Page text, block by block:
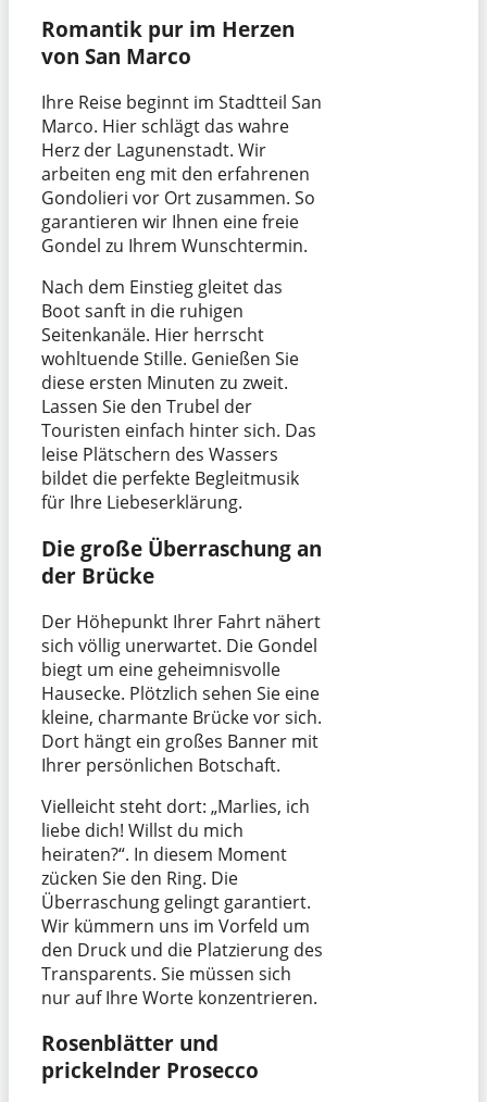
Romantik pur im Herzen
von San Marco
Ihre Reise beginnt im Stadtteil San
Marco. Hier schlägt das wahre
Herz der Lagunenstadt. Wir
arbeiten eng mit den erfahrenen
Gondolieri vor Ort zusammen. So
garantieren wir Ihnen eine freie
Gondel zu Ihrem Wunschtermin.
Nach dem Einstieg gleitet das
Boot sanft in die ruhigen
Seitenkanäle. Hier herrscht
wohltuende Stille. Genießen Sie
diese ersten Minuten zu zweit.
Lassen Sie den Trubel der
Touristen einfach hinter sich. Das
leise Plätschern des Wassers
bildet die perfekte Begleitmusik
für Ihre Liebeserklärung.
Die große Überraschung an
der Brücke
Der Höhepunkt Ihrer Fahrt nähert
sich völlig unerwartet. Die Gondel
biegt um eine geheimnisvolle
Hausecke. Plötzlich sehen Sie eine
kleine, charmante Brücke vor sich.
Dort hängt ein großes Banner mit
Ihrer persönlichen Botschaft.
Vielleicht steht dort: „Marlies, ich
liebe dich! Willst du mich
heiraten?“. In diesem Moment
zücken Sie den Ring. Die
Überraschung gelingt garantiert.
Wir kümmern uns im Vorfeld um
den Druck und die Platzierung des
Transparents. Sie müssen sich
nur auf Ihre Worte konzentrieren.
Rosenblätter und
prickelnder Prosecco